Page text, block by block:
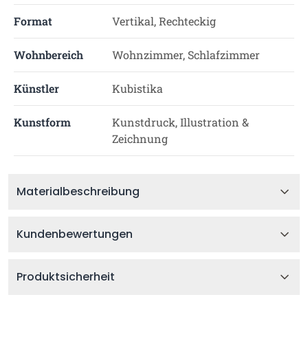
Format Vertikal, Rechteckig
Wohnbereich Wohnzimmer, Schlafzimmer
Künstler Kubistika
Kunstform
Kunstdruck, Illustration &
Zeichnung
Materialbeschreibung
Kundenbewertungen
Produktsicherheit